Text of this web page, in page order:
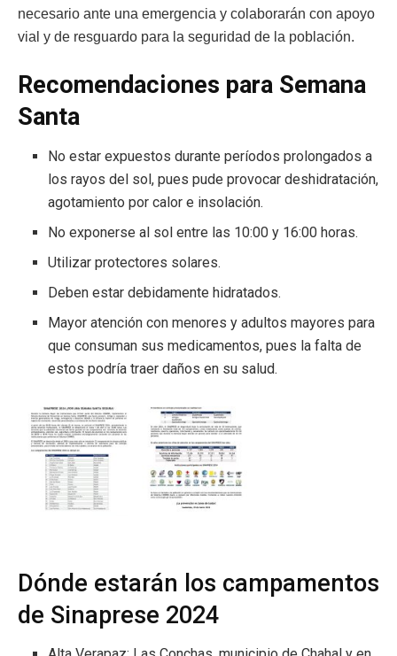
necesario ante una emergencia y colaborarán con apoyo
vial y de resguardo para la seguridad de la población.
Recomendaciones para Semana
Santa
No estar expuestos durante períodos prolongados a
los rayos del sol, pues pude provocar deshidratación,
agotamiento por calor e insolación.
No exponerse al sol entre las 10:00 y 16:00 horas.
Utilizar protectores solares.
Deben estar debidamente hidratados.
Mayor atención con menores y adultos mayores para
que consuman sus medicamentos, pues la falta de
estos podría traer daños en su salud.
Dónde estarán los campamentos
de Sinaprese 2024